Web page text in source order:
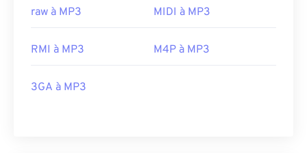
raw à MP3 MIDI à MP3
RMI à MP3 M4P à MP3
3GA à MP3